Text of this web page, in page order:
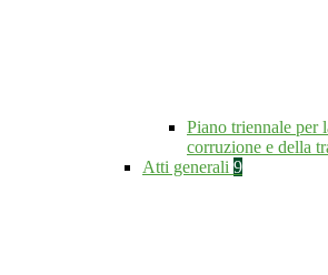
Piano triennale per
corruzione e della
Atti generali 9